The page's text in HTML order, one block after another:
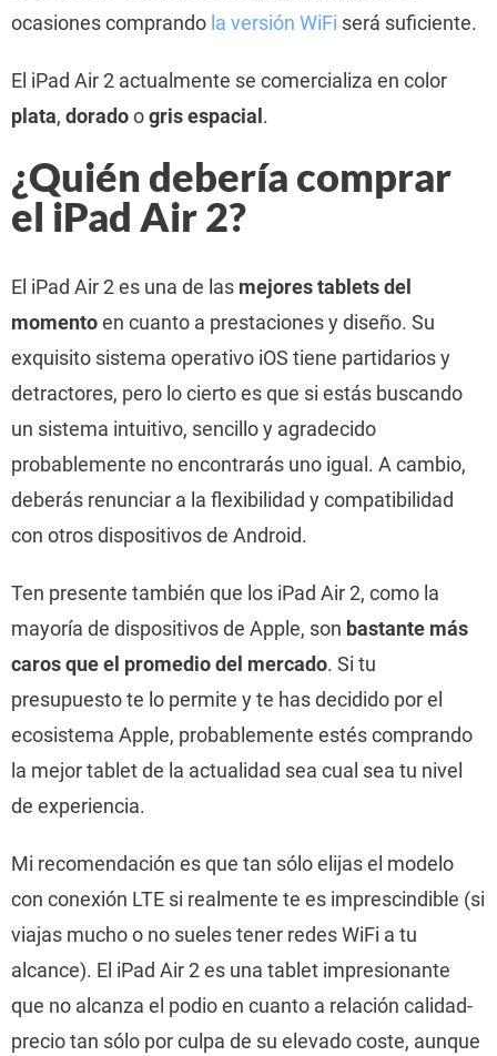
ocasiones comprando la versión WiFi será suficiente.
El iPad Air 2 actualmente se comercializa en color
plata, doradoogris espacial .
¿Quién debería comprar
el iPad Air 2?
El iPad Air 2 es una de las mejores tablets del
momentoen cuanto a prestaciones y diseño. Su
exquisito sistema operativo iOS tiene partidarios y
detractores, pero lo cierto es que si estás buscando
un sistema intuitivo, sencillo y agradecido
probablemente no encontrarás uno igual. A cambio,
deberás renunciar a la flexibilidad y compatibilidad
con otros dispositivos de Android.
Ten presente también que los iPad Air 2, como la
mayoría de dispositivos de Apple, son bastante más
caros que el promedio del mercado. Si tu
presupuesto te lo permite y te has decidido por el
ecosistema Apple, probablemente estés comprando
la mejor tablet de la actualidad sea cual sea tu nivel
de experiencia.
Mi recomendación es que tan sólo elijas el modelo
con conexión LTE si realmente te es imprescindible (si
viajas mucho o no sueles tener redes WiFi a tu
alcance). El iPad Air 2 es una tablet impresionante
que no alcanza el podio en cuanto a relación calidad-
precio tan sólo por culpa de su elevado coste, aunque